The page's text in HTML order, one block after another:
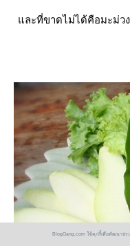
ละที่ขาดไม่ได้คือมะม่วง
BlogGang.com ใช้คุกกี้เพื่อพัฒนาป